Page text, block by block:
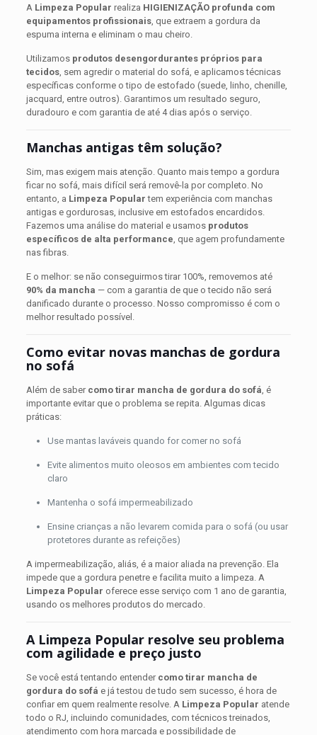
A Limpeza Popular realiza HIGIENIZAÇÃO profunda com
equipamentos profissionais, que extraem a gordura da
espuma interna e eliminam o mau cheiro.
Utilizamos produtos desengordurantes próprios para
tecidos, sem agredir o material do sofá, e aplicamos técnicas
específicas conforme o tipo de estofado (suede, linho, chenille,
jacquard, entre outros). Garantimos um resultado seguro,
duradouro e com garantia de até 4 dias após o serviço.
Manchas antigas têm solução?
Sim, mas exigem mais atenção. Quanto mais tempo a gordura
ficar no sofá, mais difícil será removê-la por completo. No
entanto, a Limpeza Popular tem experiência com manchas
antigas e gordurosas, inclusive em estofados encardidos.
Fazemos uma análise do material e usamos produtos
específicos de alta performance, que agem profundamente
nas fibras.
E o melhor: se não conseguirmos tirar 100%, removemos até
90% da mancha — com a garantia de que o tecido não será
danificado durante o processo. Nosso compromisso é com o
melhor resultado possível.
Como evitar novas manchas de gordura
no sofá
Além de saber como tirar mancha de gordura do sofá, é
importante evitar que o problema se repita. Algumas dicas
práticas:
Use mantas laváveis quando for comer no sofá
Evite alimentos muito oleosos em ambientes com tecido
claro
Mantenha o sofá impermeabilizado
Ensine crianças a não levarem comida para o sofá (ou usar
protetores durante as refeições)
A impermeabilização, aliás, é a maior aliada na prevenção. Ela
impede que a gordura penetre e facilita muito a limpeza. A
Limpeza Popular oferece esse serviço com 1 ano de garantia,
usando os melhores produtos do mercado.
A Limpeza Popular resolve seu problema
com agilidade e preço justo
Se você está tentando entender como tirar mancha de
gordura do sofá e já testou de tudo sem sucesso, é hora de
confiar em quem realmente resolve. A Limpeza Popular atende
todo o RJ, incluindo comunidades, com técnicos treinados,
atendimento com hora marcada e possibilidade de